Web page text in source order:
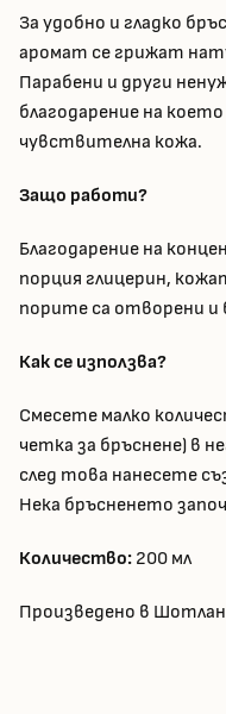
За удобно и гладко
аромат се грижат
Парабени и други
благодарение на
чувствителна кожа.
Защо работи?
Благодарение на
порция глицерин,
порите са отворени и
Как се използва?
Смесете малко
четка за бръснене) в
след това нанесете
Нека бръсненето
Количество: 200 мл
Произведено в